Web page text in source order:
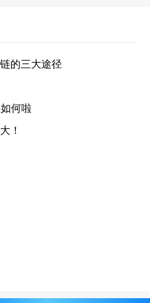
的三大途径
何啦
！